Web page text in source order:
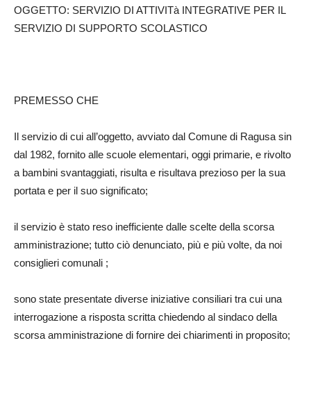
OGGETTO: SERVIZIO DI ATTIVITà INTEGRATIVE PER IL
SERVIZIO DI SUPPORTO SCOLASTICO
PREMESSO CHE
Il servizio di cui all’oggetto, avviato dal Comune di Ragusa sin
dal 1982, fornito alle scuole elementari, oggi primarie, e rivolto
a bambini svantaggiati, risulta e risultava prezioso per la sua
portata e per il suo significato;
il servizio è stato reso inefficiente dalle scelte della scorsa
amministrazione; tutto ciò denunciato, più e più volte, da noi
consiglieri comunali ;
sono state presentate diverse iniziative consiliari tra cui una
interrogazione a risposta scritta chiedendo al sindaco della
scorsa amministrazione di fornire dei chiarimenti in proposito;